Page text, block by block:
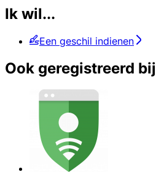
Ik wil...
Een geschil indienen
Ook geregistreerd bij